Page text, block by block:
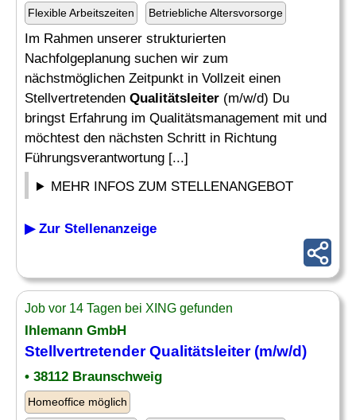
Flexible Arbeitszeiten Betriebliche Altersvorsorge
Im Rahmen unserer strukturierten
Nachfolgeplanung suchen wir zum
nächstmöglichen Zeitpunkt in Vollzeit einen
Stellvertretenden Qualitätsleiter (m/w/d) Du
bringst Erfahrung im Qualitätsmanagement mit und
möchtest den nächsten Schritt in Richtung
Führungsverantwortung [...]
MEHR INFOS ZUM STELLENANGEBOT
▶ Zur Stellenanzeige
Job vor 14 Tagen bei XING gefunden
Ihlemann GmbH
StellvertretenderQualitätsleiter(m/w/d)
• 38112 Braunschweig
Homeoffice möglich